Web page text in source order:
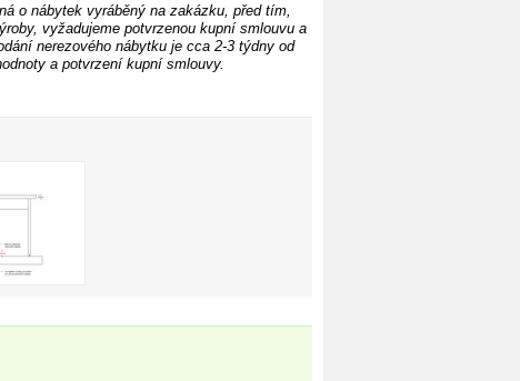
o nábytek vyráběný na zakázku, před tím,
vyžadujeme potvrzenou kupní smlouvu a
nerezového nábytku je cca 2-3 týdny od
a potvrzení kupní smlouvy.